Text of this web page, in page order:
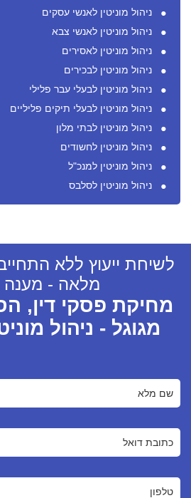
ניהול מוניטין לאנשי עסקים
ניהול מוניטין לאנשי צבא
ניהול מוניטין לאסירים
ניהול מוניטין לבכירים
ניהול מוניטין לבעלי עבר פלילי
ניהול מוניטין לבעלי תיקים פליליים
ניהול מוניטין לבתי מלון
ניהול מוניטין לחשודים
ניהול מוניטין למנכ"ל
ניהול מוניטין לסלבס
לשיחת ייעוץ ללא
מלאה - מענה
מחיקת פסקי דין,
מגוגל - ניהול